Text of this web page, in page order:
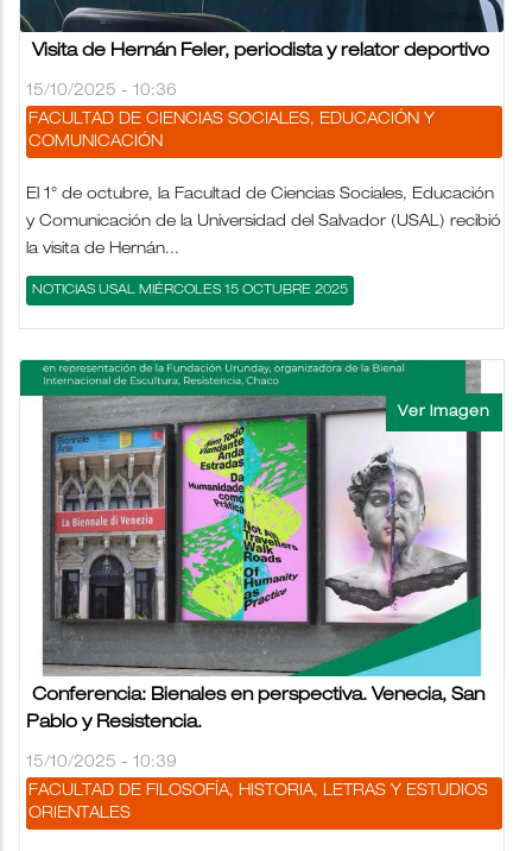
Visita de Hernán Feler, periodista y relator deportivo
15/10/2025 - 10:36
FACULTAD DE CIENCIAS SOCIALES, EDUCACIÓN Y
COMUNICACIÓN
El 1° de octubre, la Facultad de Ciencias Sociales, Educación
y Comunicación de la Universidad del Salvador (USAL) recibió
la visita de Hernán...
NOTICIAS USAL MIÉRCOLES 15 OCTUBRE 2025
Conferencia: Bienales en perspectiva. Venecia, San
Pablo y Resistencia.
15/10/2025 - 10:39
FACULTAD DE FILOSOFÍA, HISTORIA, LETRAS Y ESTUDIOS
ORIENTALES